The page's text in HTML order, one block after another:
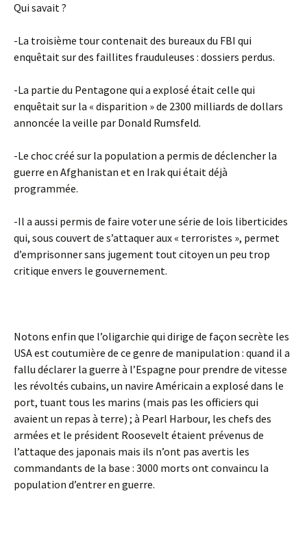
Qui savait ?
-La troisième tour contenait des bureaux du FBI qui
enquêtait sur des faillites frauduleuses : dossiers perdus.
-La partie du Pentagone qui a explosé était celle qui
enquêtait sur la « disparition » de 2300 milliards de dollars
annoncée la veille par Donald Rumsfeld.
-Le choc créé sur la population a permis de déclencher la
guerre en Afghanistan et en Irak qui était déjà
programmée.
-Il a aussi permis de faire voter une série de lois liberticides
qui, sous couvert de s’attaquer aux « terroristes », permet
d’emprisonner sans jugement tout citoyen un peu trop
critique envers le gouvernement.
Notons enfin que l’oligarchie qui dirige de façon secrète les
USA est coutumière de ce genre de manipulation : quand il a
fallu déclarer la guerre à l’Espagne pour prendre de vitesse
les révoltés cubains, un navire Américain a explosé dans le
port, tuant tous les marins (mais pas les officiers qui
avaient un repas à terre) ; à Pearl Harbour, les chefs des
armées et le président Roosevelt étaient prévenus de
l’attaque des japonais mais ils n’ont pas avertis les
commandants de la base : 3000 morts ont convaincu la
population d’entrer en guerre.